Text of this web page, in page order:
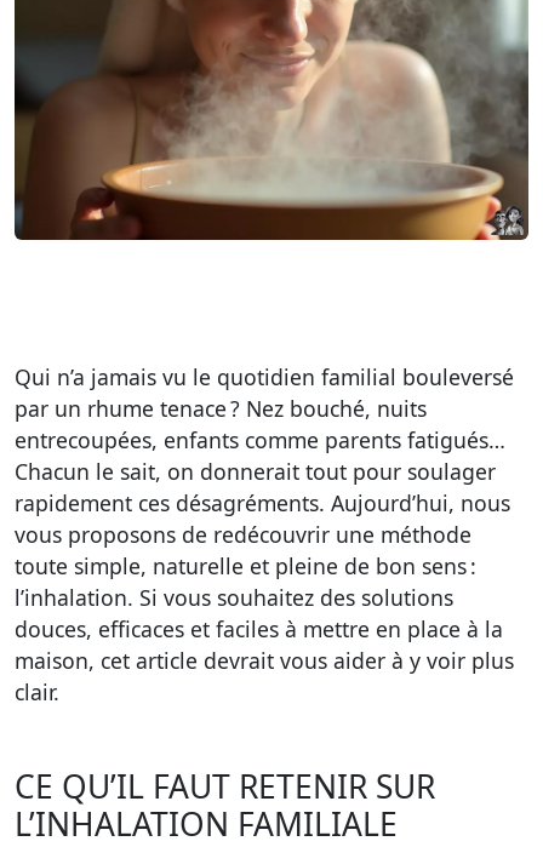
Qui n’a jamais vu le quotidien familial bouleversé
par un rhume tenace ? Nez bouché, nuits
entrecoupées, enfants comme parents fatigués…
Chacun le sait, on donnerait tout pour soulager
rapidement ces désagréments. Aujourd’hui, nous
vous proposons de redécouvrir une méthode
toute simple, naturelle et pleine de bon sens :
l’inhalation. Si vous souhaitez des solutions
douces, efficaces et faciles à mettre en place à la
maison, cet article devrait vous aider à y voir plus
clair.
CE QU’IL FAUT RETENIR SUR
L’INHALATION FAMILIALE